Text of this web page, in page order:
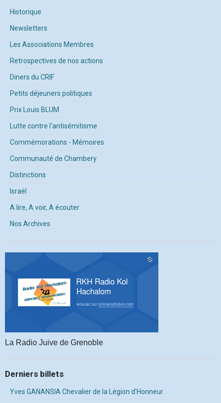
Historique
Newsletters
Les Associations Membres
Retrospectives de nos actions
Diners du CRIF
Petits déjeuners politiques
Prix Louis BLUM
Lutte contre l'antisémitisme
Commémorations - Mémoires
Communauté de Chambery
Distinctions
Israël
A lire, A voir, A écouter
Nos Archives
La Radio Juive de Grenoble
Derniers billets
Yves GANANSIA Chevalier de la Légion d'Honneur